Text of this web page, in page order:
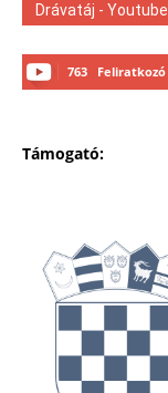
Drávatáj - Youtube
763 Feliratkozó
Támogató: